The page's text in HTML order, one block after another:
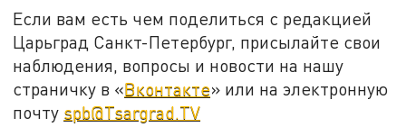
Если вам есть чем поделиться с редакцией
Царьград Санкт-Петербург, присылайте свои
наблюдения, вопросы и новости на нашу
страничку в «Вконтакте» или на электронную
почту spb@Tsargrad.TV